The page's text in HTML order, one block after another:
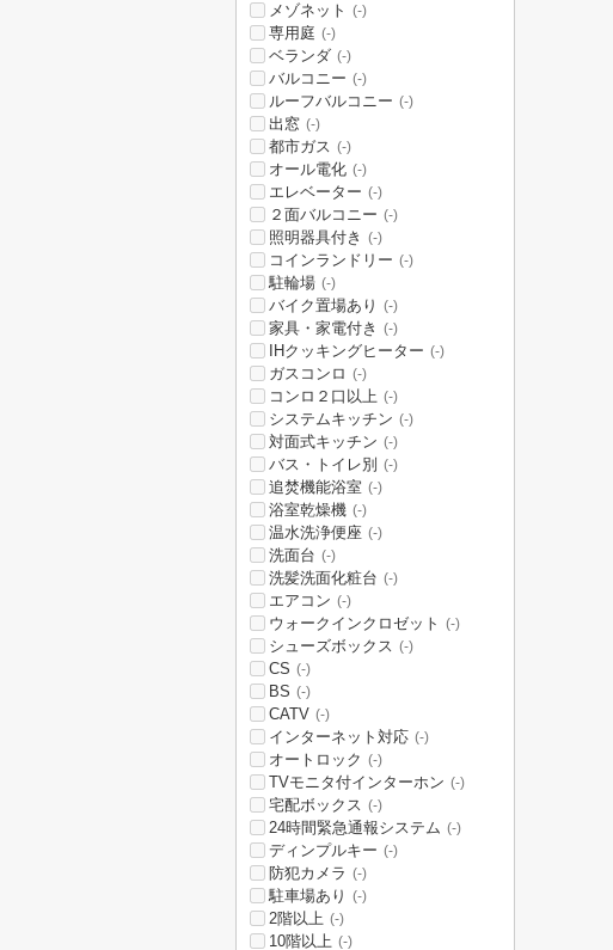
メゾネット (-)
専用庭 (-)
ベランダ (-)
バルコニー (-)
ルーフバルコニー (-)
出窓 (-)
都市ガス (-)
オール電化 (-)
エレベーター (-)
２面バルコニー (-)
照明器具付き (-)
コインランドリー (-)
駐輪場 (-)
バイク置場あり (-)
家具・家電付き (-)
IHクッキングヒーター (-)
ガスコンロ (-)
コンロ２口以上 (-)
システムキッチン (-)
対面式キッチン (-)
バス・トイレ別 (-)
追焚機能浴室 (-)
浴室乾燥機 (-)
温水洗浄便座 (-)
洗面台 (-)
洗髪洗面化粧台 (-)
エアコン (-)
ウォークインクロゼット (-)
シューズボックス (-)
CS (-)
BS (-)
CATV (-)
インターネット対応 (-)
オートロック (-)
TVモニタ付インターホン (-)
宅配ボックス (-)
24時間緊急通報システム (-)
ディンプルキー (-)
防犯カメラ (-)
駐車場あり (-)
2階以上 (-)
10階以上 (-)